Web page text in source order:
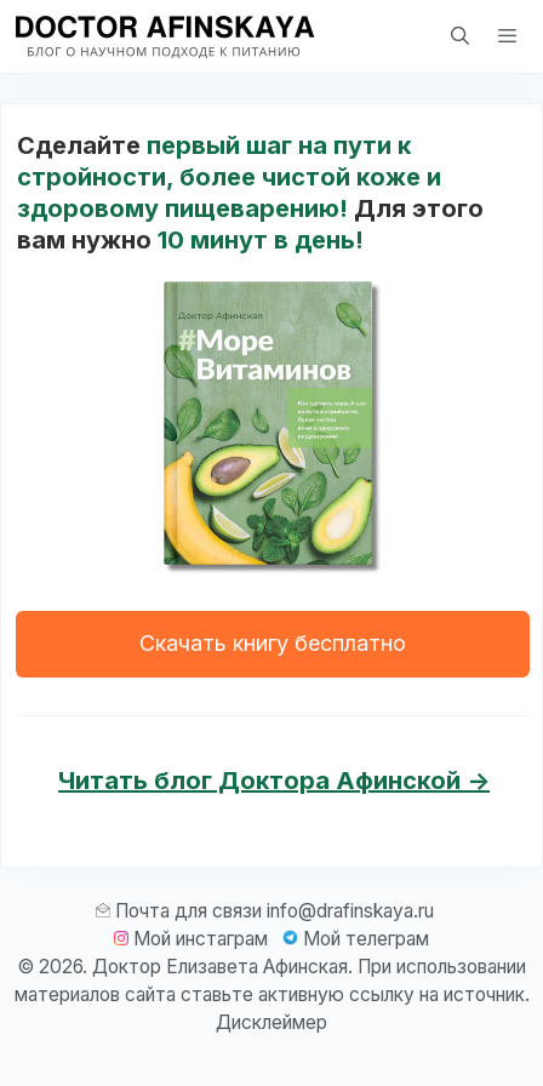
Перейти
Cделайте первый шаг на пути к
стройности, более чистой коже и
здоровому пищеварению! Для этого
вам нужно 10 минут в день!
Скачать книгу бесплатно
Читать блог Доктора Афинской ->
Почта для связи info@drafinskaya.ru
Мой инстаграм
Мой телеграм
© 2026. Доктор Елизавета Афинская. При использовании
материалов сайта ставьте активную ссылку на источник.
Дисклеймер